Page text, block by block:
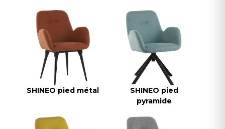
SHINEO pied métal
SHINEO pied
pyramide